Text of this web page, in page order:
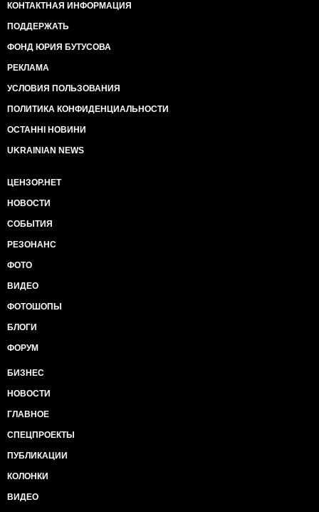
КОНТАКТНАЯ ИНФОРМАЦИЯ
ПОДДЕРЖАТЬ
ФОНД ЮРИЯ БУТУСОВА
РЕКЛАМА
УСЛОВИЯ ПОЛЬЗОВАНИЯ
ПОЛИТИКА КОНФИДЕНЦИАЛЬНОСТИ
ОСТАННІ НОВИНИ
UKRAINIAN NEWS
ЦЕНЗОР.НЕТ
НОВОСТИ
СОБЫТИЯ
РЕЗОНАНС
ФОТО
ВИДЕО
ФОТОШОПЫ
БЛОГИ
ФОРУМ
БИЗНЕС
НОВОСТИ
ГЛАВНОЕ
СПЕЦПРОЕКТЫ
ПУБЛИКАЦИИ
КОЛОНКИ
ВИДЕО